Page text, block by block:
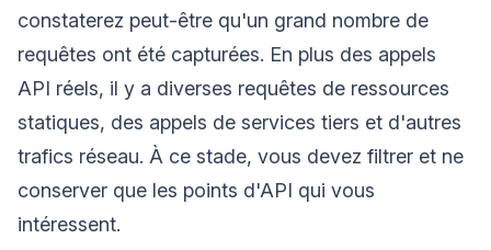
constaterez peut-être qu'un grand nombre de
requêtes ont été capturées. En plus des appels
API réels, il y a diverses requêtes de ressources
statiques, des appels de services tiers et d'autres
trafics réseau. À ce stade, vous devez filtrer et ne
conserver que les points d'API qui vous
intéressent.